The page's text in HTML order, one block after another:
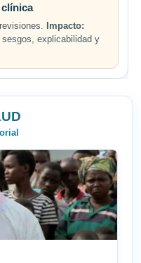
Impacto:
sesgos, explicabilidad y